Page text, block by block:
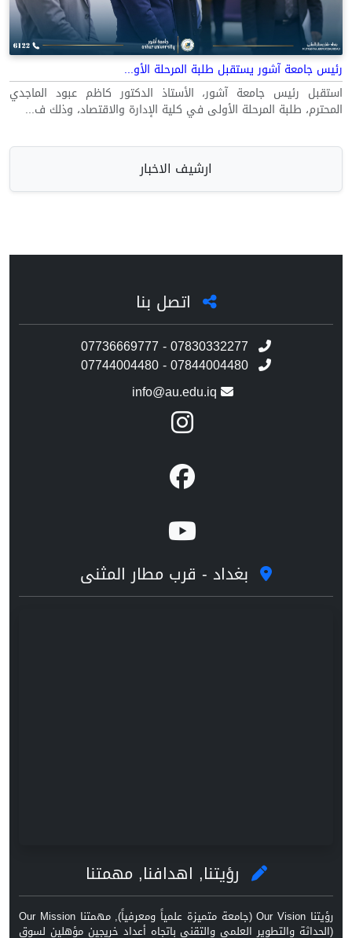
رئيس جامعة آشور يستقبل طلبة المرحلة الأو...
استقبل رئيس جامعة آشور، الأستاذ الدكتور كاظم عبود الماجدي
المحترم، طلبة المرحلة الأولى في كلية الإدارة والاقتصاد، وذلك ف...
ارشيف الاخبار
اتصل بنا
07736669777 - 07830332277
07744004480 - 07844004480
info@au.edu.iq
بغداد - قرب مطار المثنى
رؤيتنا, اهدافنا, مهمتنا
رؤيتنا Our Vision (جامعة متميزة علمياً ومعرفياً), مهمتنا Our Mission
(الحداثة والتطوير العلمي والتقني باتجاه أعداد خريجين مؤهلين لسوق